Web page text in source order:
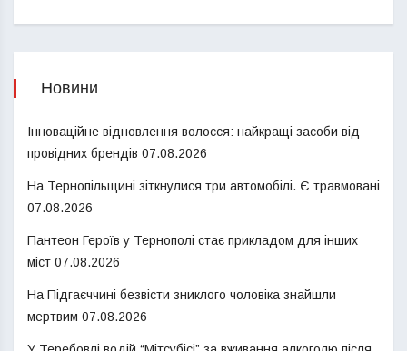
Новини
Інноваційне відновлення волосся: найкращі засоби від
провідних брендів 07.08.2026
На Тернопільщині зіткнулися три автомобілі. Є травмовані
07.08.2026
Пантеон Героїв у Тернополі стає прикладом для інших
міст 07.08.2026
На Підгаєччині безвісти зниклого чоловіка знайшли
мертвим 07.08.2026